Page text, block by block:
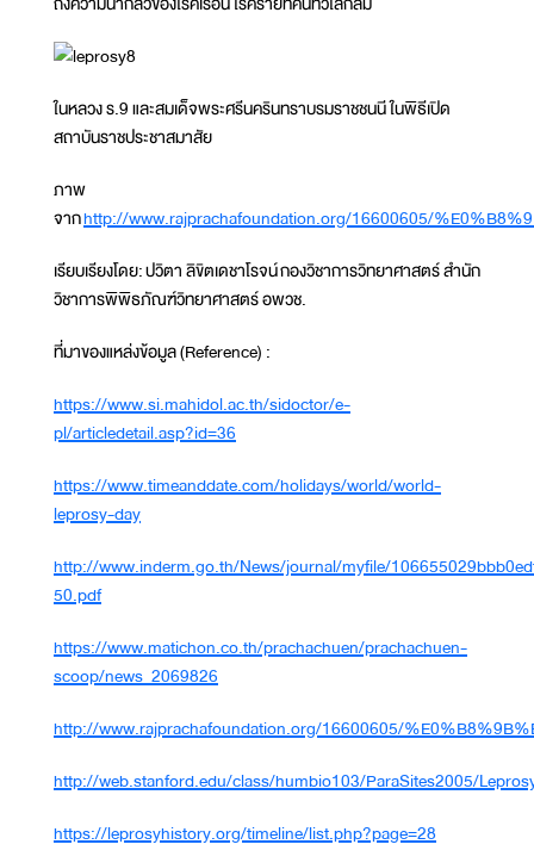
ในหลวง ร.9 และสมเด็จพระศรีนครินทราบรมราชชนนี ในพิธีเปิด
สถาบันราชประชาสมาสัย
ภาพ
จากhttp://www.rajprachafoundation.org/16600605/
เรียบเรียงโดย: ปวิตา ลิขิตเดชาโรจน์ กองวิชาการวิทยาศาสตร์ สำนัก
วิชาการพิพิธภัณฑ์วิทยาศาสตร์ อพวช.
ที่มาของแหล่งข้อมูล (Reference) :
https://www.si.mahidol.ac.th/sidoctor/e-
pl/articledetail.asp?id=36
https://www.timeanddate.com/holidays/world/world-
leprosy-day
http://www.inderm.go.th/News/journal/myfile/
50.pdf
https://www.matichon.co.th/prachachuen/prachachuen-
scoop/news_2069826
http://www.rajprachafoundation.org/16600605/
http://web.stanford.edu/class/humbio103/ParaSites2005/
https://leprosyhistory.org/timeline/list.php?page=28